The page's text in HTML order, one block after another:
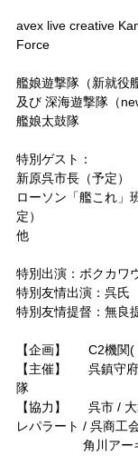
avex live creative
Force
艦娘遊撃隊（新就役
及び 深海遊撃隊（
艦娘太鼓隊
特別ゲスト：
新原呉市長（予定）
ローソン「艦これ」
定）
他
特別出演：ボクカワ
特別友情出演：呉氏
特別友情提督：無良
【企画】
【主催】	呉鎮守府遠征「艦これ」連合艦
隊
【協力】	呉市 / 大和ミュージアム / C2プ
レパラート / 呉商工
角川アーキテ